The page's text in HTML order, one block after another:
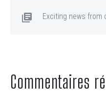
Exciting news from
Commentaires